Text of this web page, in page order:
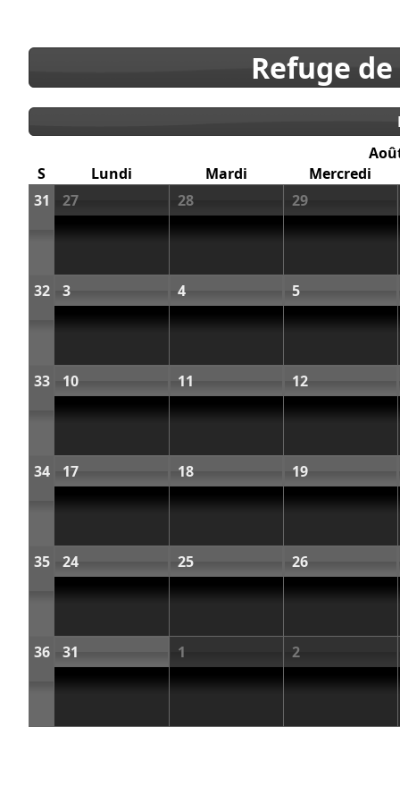
Refuge
S
Lundi Mardi
Mercredi
31
27 28 29
32 3 4 5
33 10 11 12
34 17 18 19
35 24 25 26
36 31 1 2